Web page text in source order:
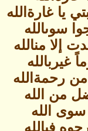
غارةالله
سوىالله
إلا منالله
غيربالله
رحمةالله
من الله
سوى الله
فيالله